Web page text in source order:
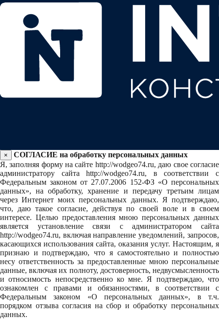
×
СОГЛАСИЕ на обработку персональных данных
Я, заполняя форму на сайте http://wodgeo74.ru, даю свое согласие
администратору сайта http://wodgeo74.ru, в соответствии с
Федеральным законом от 27.07.2006 152-ФЗ «О персональных
данных», на обработку, хранение и передачу третьим лицам
через Интернет моих персональных данных. Я подтверждаю,
что, даю такое согласие, действуя по своей воле и в своем
интересе. Целью предоставления мною персональных данных
является установление связи с администратором сайта
http://wodgeo74.ru, включая направление уведомлений, запросов,
касающихся использования сайта, оказания услуг. Настоящим, я
признаю и подтверждаю, что я самостоятельно и полностью
несу ответственность за предоставленные мною персональные
данные, включая их полноту, достоверность, недвусмысленность
и относимость непосредственно ко мне. Я подтверждаю, что
ознакомлен с правами и обязанностями, в соответствии с
Федеральным законом «О персональных данных», в т.ч.
порядком отзыва согласия на сбор и обработку персональных
данных.